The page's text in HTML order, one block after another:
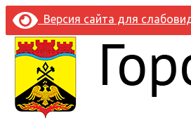
Версия сайта для